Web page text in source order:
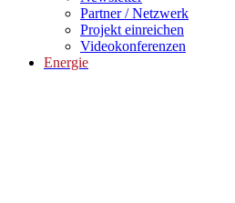
Partner / Netzwerk
Projekt einreichen
Videokonferenzen
Energie